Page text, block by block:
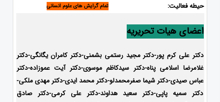
حیطه فعالیت: تمام گرایش های علوم انسانی
اعضای هیات تحریریه
دکتر علی کرم پور-دکتر مجید رستمی بشمنی-دکتر کامران یگانگی-دکتر
غلامرضا اسلامی پناه-دکتر سیدکاظم موسوی-دکتر آیت عموزاده-دکتر
عباس صیدی-دکتر شیما صفرمحمدلو-دکتر محمد ایدی-دکتر مهدی ملکی-
دکتر سمیه پاپی-دکتر سعید هداوند-دکتر علی کرمی-دکتر صادق